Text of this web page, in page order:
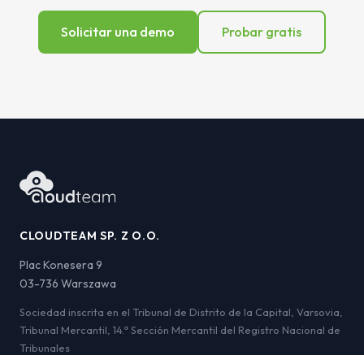
Solicitar una demo Probar gratis
CLOUDTEAM SP. Z O.O.
Plac Konesera 9
03-736 Warszawa
Sociedad inscrita en el Tribunal de Distrito de la Capital, Varsovia,
Tribunal Mercantil, 14.ª Sección Mercantil del Registro Nacional de
Tribunales